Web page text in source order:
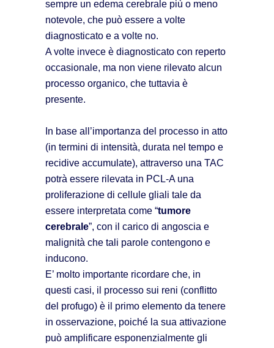
sempre un edema cerebrale più o meno
notevole, che può essere a volte
diagnosticato e a volte no.
A volte invece è diagnosticato con reperto
occasionale, ma non viene rilevato alcun
processo organico, che tuttavia è
presente.
In base all’importanza del processo in atto
(in termini di intensità, durata nel tempo e
recidive accumulate), attraverso una TAC
potrà essere rilevata in PCL-A una
proliferazione di cellule gliali tale da
essere interpretata come “tumore
cerebrale”, con il carico di angoscia e
malignità che tali parole contengono e
inducono.
E’ molto importante ricordare che, in
questi casi, il processo sui reni (conflitto
del profugo) è il primo elemento da tenere
in osservazione, poiché la sua attivazione
può amplificare esponenzialmente gli